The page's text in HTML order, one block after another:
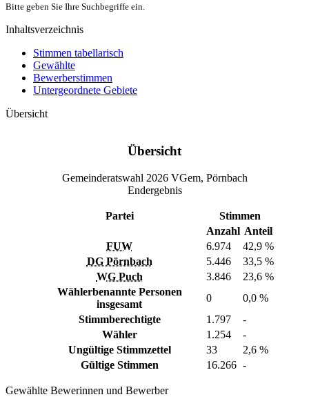
Bitte geben Sie Ihre Suchbegriffe ein.
Inhaltsverzeichnis
Stimmen tabellarisch
Gewählte
Bewerberstimmen
Untergeordnete Gebiete
Übersicht
Übersicht
Gemeinderatswahl 2026 VGem, Pörnbach
Endergebnis
Partei
Stimmen
Anzahl Anteil
FUW
6.974
42,9 %
DG Pörnbach
5.446
33,5 %
WG Puch
3.846
23,6 %
Wählerbenannte Personen
insgesamt
0
0,0 %
Stimmberechtigte
1.797
-
Wähler
1.254
-
Ungültige Stimmzettel
33
2,6 %
Gültige Stimmen
16.266 -
Gewählte Bewerinnen und Bewerber